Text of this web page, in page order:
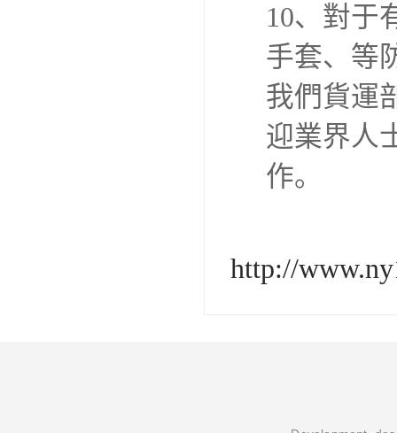
10、對于
手套、等
我們貨運
迎業界人
作。
http://